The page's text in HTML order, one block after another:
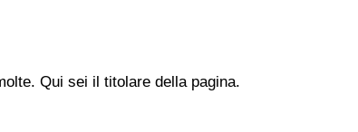
Qui sei il titolare della pagina.